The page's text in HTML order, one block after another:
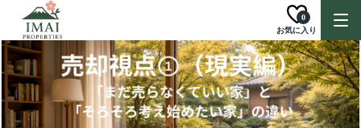
お気に入り
0